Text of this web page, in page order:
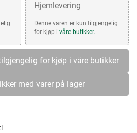
Hjemlevering
Denne varen er kun tilgjengelig
for kjøp i våre butikker.
for kjøp i våre butikker
med varer på lager